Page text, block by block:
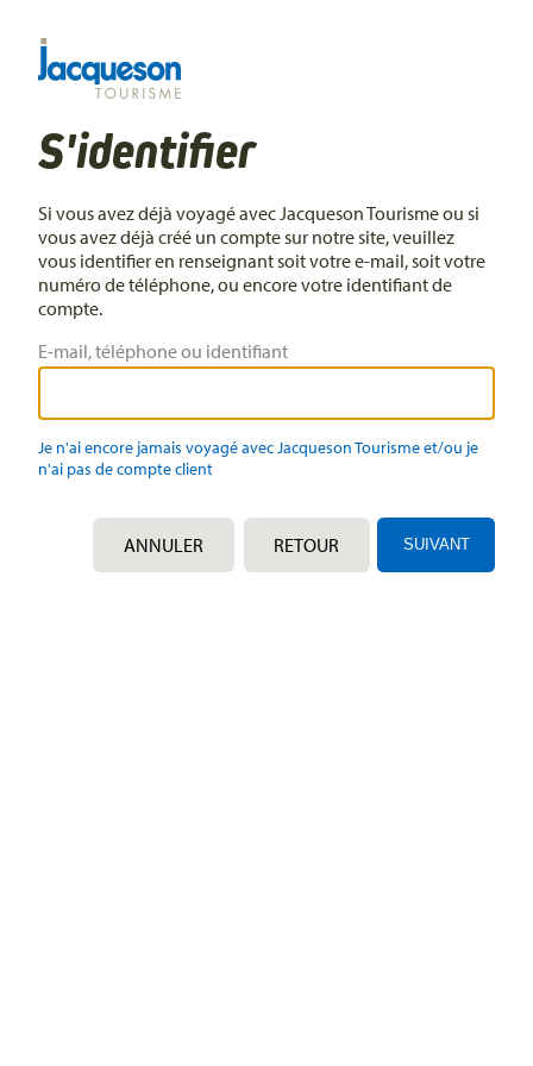
S'identifier
Si vous avez déjà voyagé avec Jacqueson Tourisme ou si
vous avez déjà créé un compte sur notre site, veuillez
vous identifier en renseignant soit votre e-mail, soit votre
numéro de téléphone, ou encore votre identifiant de
compte.
E-mail, téléphone ou identifiant
Je n'ai encore jamais voyagé avec Jacqueson Tourisme et/ou je
n'ai pas de compte client
ANNULER RETOUR